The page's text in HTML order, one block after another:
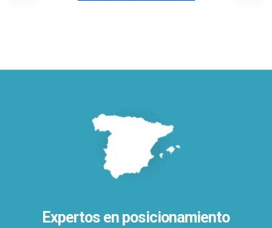
Expertos en posicionamiento